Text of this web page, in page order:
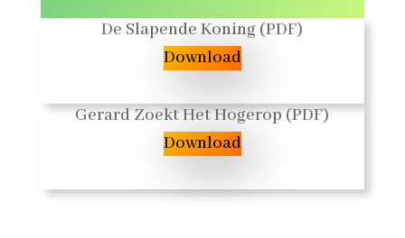
De Slapende Koning (PDF)
Download
Gerard Zoekt Het Hogerop (PDF)
Download